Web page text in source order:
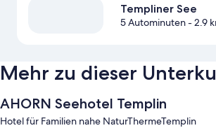
Templiner See
5 Autominuten- 2.9
Mehr zu dieser
AHORN Seehotel Templin
Hotel für Familien nahe NaturThermeTemplin